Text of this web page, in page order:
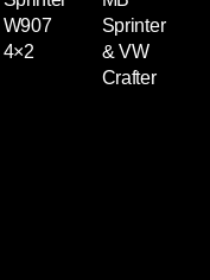
W907
4×2
Sprinter
& VW
Crafter